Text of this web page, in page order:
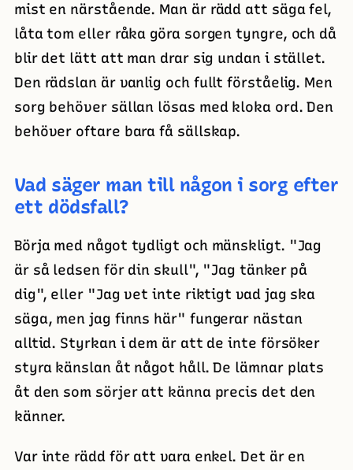
mist en närstående. Man är rädd att säga fel,
låta tom eller råka göra sorgen tyngre, och då
blir det lätt att man drar sig undan i stället.
Den rädslan är vanlig och fullt förståelig. Men
sorg behöver sällan lösas med kloka ord. Den
behöver oftare bara få sällskap.
Vad säger man till någon i sorg efter
ett dödsfall?
Börja med något tydligt och mänskligt. "Jag
är så ledsen för din skull", "Jag tänker på
dig", eller "Jag vet inte riktigt vad jag ska
säga, men jag finns här" fungerar nästan
alltid. Styrkan i dem är att de inte försöker
styra känslan åt något håll. De lämnar plats
åt den som sörjer att känna precis det den
känner.
Var inte rädd för att vara enkel. Det är en